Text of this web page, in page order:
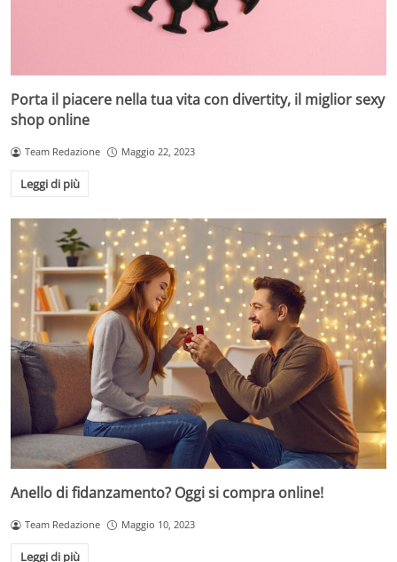
Porta il piacere nella tua vita con divertity, il miglior sexy
shop online
Team Redazione Maggio 22, 2023
Leggi di più
Anello di fidanzamento? Oggi si compra online!
Team Redazione Maggio 10, 2023
Leggi di più